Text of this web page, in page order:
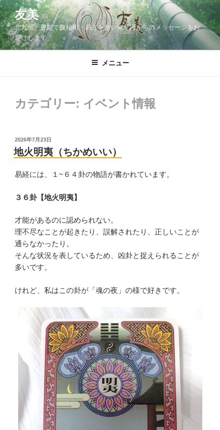
コ
ン
テ
ン
ツ
友美
北九州・豊前で数秘術・易占を使い無意識からのメッセージをお
届けします
メニュー
カテゴリー: イベント情報
投
稿
日:
2026年7月23日
地火明夷（ちかめいい）
易経には、１~６４卦の物語が書かれています。
３６卦【地火明夷】
才能があるのに認められない。
理不尽なことが起きたり、誤解されたり、正しいことが
通らなかったり。
そんな状況を表しているため、凶卦と捉えられることが
多いです。
けれど、私はこの卦が「魂の夜」の様で好きです。